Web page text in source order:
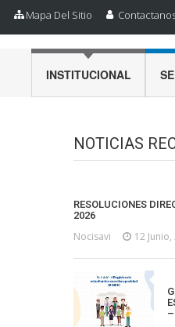
Mapa Del Sitio
INSTITUCIONAL
NOTICIAS
RESOLUCIONES
2026
Nocisavi 12
–